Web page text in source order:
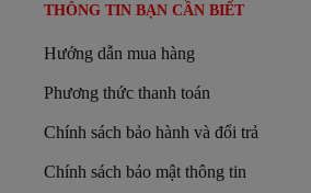
THÔNG TIN BẠN CẦN BIẾT
Hướng dẫn mua hàng
Phương thức thanh toán
Chính sách bảo hành và đổi trả
Chính sách bảo mật thông tin